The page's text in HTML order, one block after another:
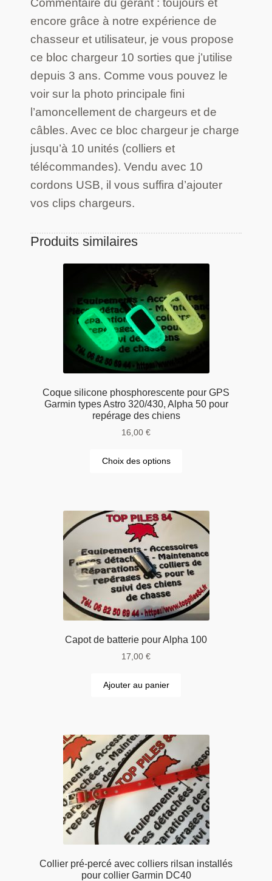
Commentaire du gérant : toujours et
encore grâce à notre expérience de
chasseur et utilisateur, je vous propose
ce bloc chargeur 10 sorties que j’utilise
depuis 3 ans. Comme vous pouvez le
voir sur la photo principale fini
l’amoncellement de chargeurs et de
câbles. Avec ce bloc chargeur je charge
jusqu’à 10 unités (colliers et
télécommandes). Vendu avec 10
cordons USB, il vous suffira d’ajouter
vos clips chargeurs.
Produits similaires
Coque silicone phosphorescente pour GPS
Garmin types Astro 320/430, Alpha 50 pour
repérage des chiens
16,00 €
Choix des options
Capot de batterie pour Alpha 100
17,00 €
Ajouter au panier
Collier pré-percé avec colliers rilsan installés
pour collier Garmin DC40